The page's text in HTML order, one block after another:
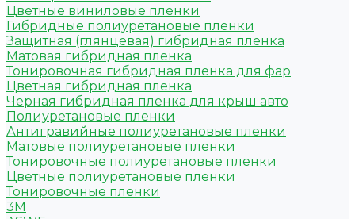
Цветные виниловые пленки
Гибридные полиуретановые пленки
Защитная (глянцевая) гибридная пленка
Матовая гибридная пленка
Тонировочная гибридная пленка для фар
Цветная гибридная пленка
Черная гибридная пленка для крыш авто
Полиуретановые пленки
Антигравийные полиуретановые пленки
Матовые полиуретановые пленки
Тонировочные полиуретановые пленки
Цветные полиуретановые пленки
Тонировочные пленки
3M